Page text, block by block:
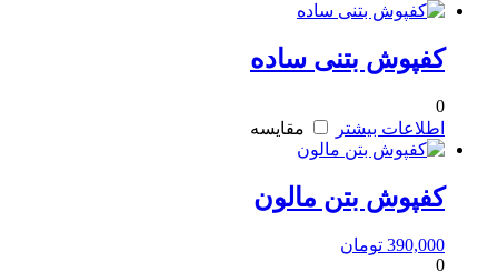
کفپوش بتنی ساده
0
اطلاعات بیشتر
مقایسه
کفپوش بتن مالون
390,000 تومان
0